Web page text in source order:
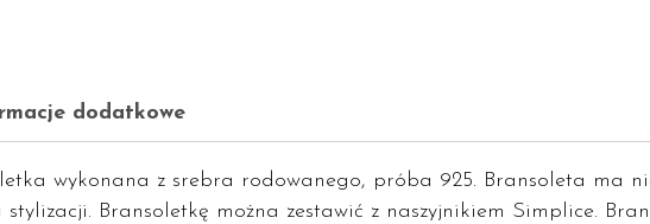
dodatkowe
wykonana z srebra rodowanego, próba 925. Bransoleta ma
Bransoletkę można zestawić z naszyjnikiem Simplice.